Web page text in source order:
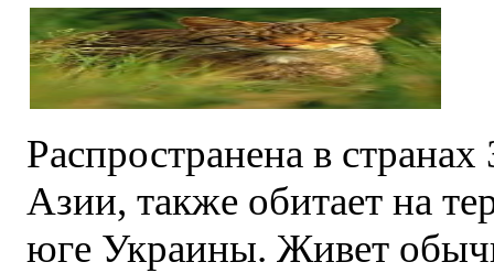
Распространена в
Азии, также обитает на
юге Украины. Живет